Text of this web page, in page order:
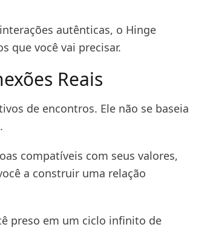
autênticas, o Hinge
que você vai precisar.
Reais
de encontros. Ele não se baseia
compatíveis com seus valores,
a construir uma relação
preso em um ciclo infinito de